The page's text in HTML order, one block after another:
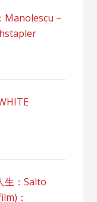
Manolescu –
生：Salto
：